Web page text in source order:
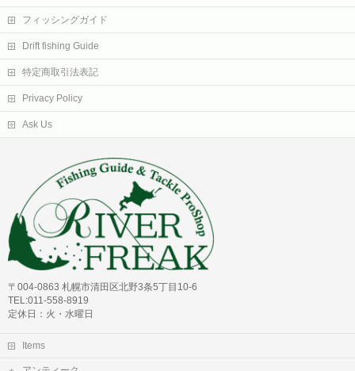
フィッシングガイド
Drift fishing Guide
特定商取引法表記
Privacy Policy
Ask Us
〒004-0863 札幌市清田区北野3条5丁目10-6
TEL:011-558-8919
定休日：火・水曜日
Items